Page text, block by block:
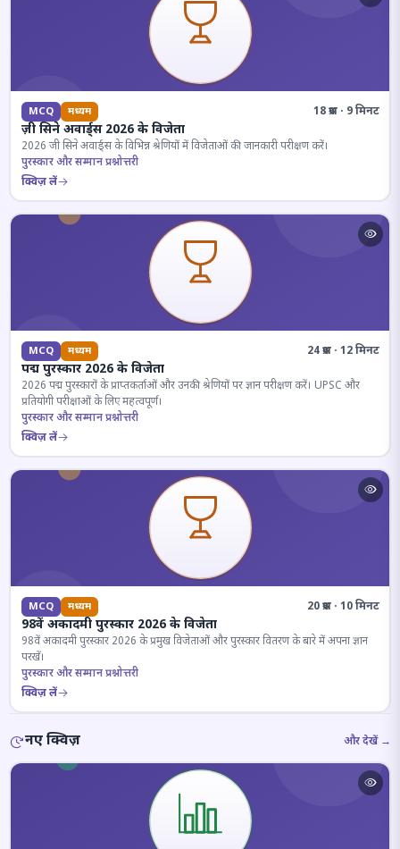
MCQ मध्यम 18 प्रश्न · 9 मिनट
ज़ी सिने अवार्ड्स 2026 के विजेता
2026 जी सिने अवार्ड्स के विभिन्न श्रेणियों में विजेताओं की जानकारी परीक्षण करें।
पुरस्कार और सम्मान प्रश्नोत्तरी
क्विज़ लें
MCQ मध्यम 24 प्रश्न · 12 मिनट
पद्म पुरस्कार 2026 के विजेता
2026 पद्म पुरस्कारों के प्राप्तकर्ताओं और उनकी श्रेणियों पर ज्ञान परीक्षण करें। UPSC और
प्रतियोगी परीक्षाओं के लिए महत्वपूर्ण।
पुरस्कार और सम्मान प्रश्नोत्तरी
क्विज़ लें
MCQ मध्यम 20 प्रश्न · 10 मिनट
98वें अकादमी पुरस्कार 2026 के विजेता
98वें अकादमी पुरस्कार 2026 के प्रमुख विजेताओं और पुरस्कार वितरण के बारे में अपना ज्ञान
परखें।
पुरस्कार और सम्मान प्रश्नोत्तरी
क्विज़ लें
नए क्विज़ और देखें →